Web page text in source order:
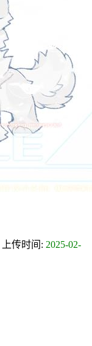
上传时间: 2025-02-